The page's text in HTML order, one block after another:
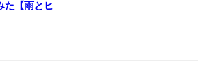
た【雨とヒ